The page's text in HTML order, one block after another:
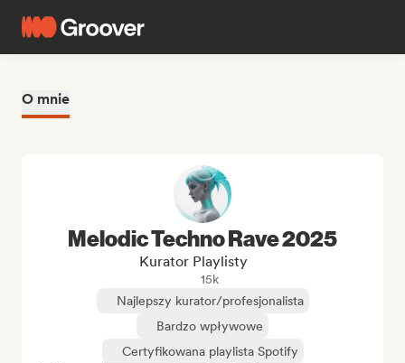
O mnie
Melodic Techno Rave 2025
Kurator Playlisty
15k
Najlepszy kurator/profesjonalista
Bardzo wpływowe
Certyfikowana playlista Spotify